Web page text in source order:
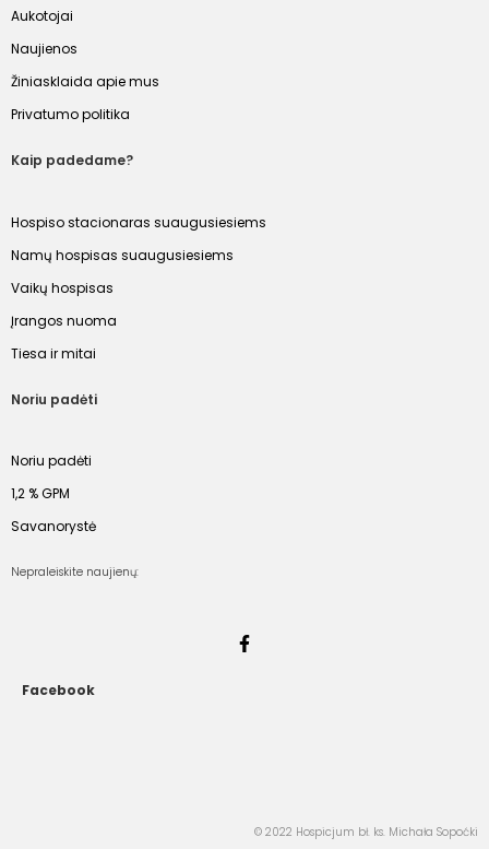
Aukotojai
Naujienos
Žiniasklaida apie mus
Privatumo politika
Kaip padedame?
Hospiso stacionaras suaugusiesiems
Namų hospisas suaugusiesiems
Vaikų hospisas
Įrangos nuoma
Tiesa ir mitai
Noriu padėti
Noriu padėti
1,2 % GPM
Savanorystė
Nepraleiskite naujienų:
Facebook
© 2022 Hospicjum bł. ks. Michała Sopoćki